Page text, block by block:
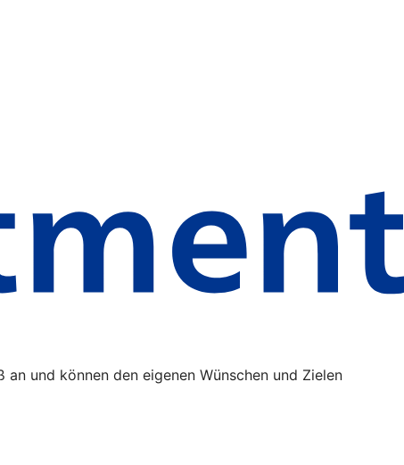
und können den eigenen Wünschen und Zielen